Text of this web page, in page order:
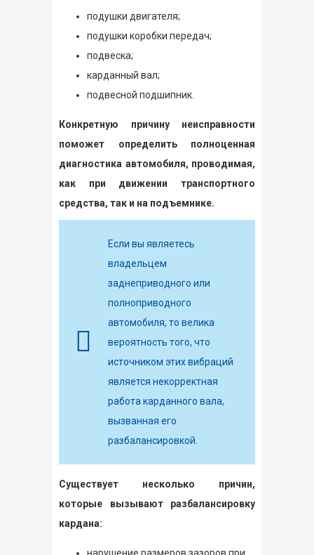
подушки двигателя;
подушки коробки передач;
подвеска;
карданный вал;
подвесной подшипник.
Конкретную причину неисправности
поможет определить полноценная
диагностика автомобиля, проводимая,
как при движении транспортного
средства, так и на подъемнике.
Если вы являетесь
владельцем
заднеприводного или
полноприводного
автомобиля, то велика
вероятность того, что
источником этих вибраций
является некорректная
работа карданного вала,
вызванная его
разбалансировкой.
Существует несколько причин,
которые вызывают разбалансировку
кардана:
нарушение размеров зазоров при